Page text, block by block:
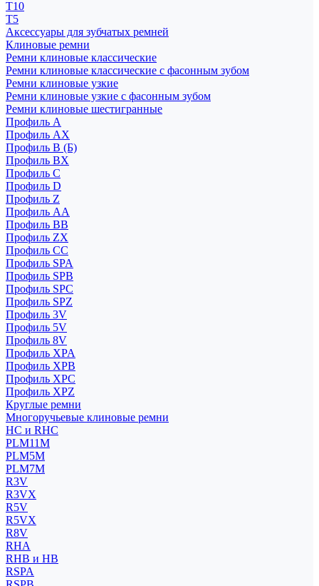
T10
T5
Аксессуары для зубчатых ремней
Клиновые ремни
Ремни клиновые классические
Ремни клиновые классические с фасонным зубом
Ремни клиновые узкие
Ремни клиновые узкие с фасонным зубом
Ремни клиновые шестигранные
Профиль A
Профиль AX
Профиль B (Б)
Профиль BX
Профиль C
Профиль D
Профиль Z
Профиль АА
Профиль BB
Профиль ZX
Профиль CC
Профиль SPA
Профиль SPB
Профиль SPC
Профиль SPZ
Профиль 3V
Профиль 5V
Профиль 8V
Профиль XPA
Профиль XPB
Профиль XPC
Профиль XPZ
Круглые ремни
Многоручьевые клиновые ремни
HC и RHC
PLM11M
PLM5M
PLM7M
R3V
R3VX
R5V
R5VX
R8V
RHA
RHB и HB
RSPA